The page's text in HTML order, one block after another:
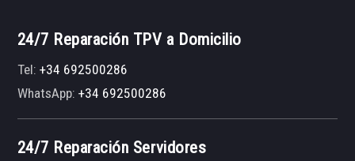
24/7 Reparación TPV a Domicilio
Tel:+34 692500286
WhatsApp:+34 692500286
24/7 Reparación Servidores